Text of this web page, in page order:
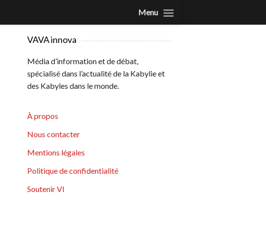
VAVA innova
Média d’information et de débat,
spécialisé dans l’actualité de la Kabylie et
des Kabyles dans le monde.
À propos
Nous contacter
Mentions légales
Politique de confidentialité
Soutenir VI
Menu